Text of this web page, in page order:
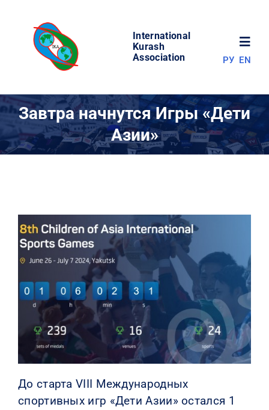
content
International
Kurash
Association
МИР КУРАША
РЕЗУЛЬТАТЫ
КОНТАКТЫ
РУ EN
Завтра начнутся Игры «Дети
Азии»
До старта VIII Международных
спортивных игр «Дети Азии» остался 1